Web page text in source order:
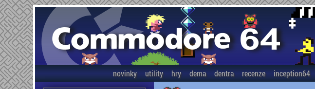
novinky utility hry dema dentra recenze inception64